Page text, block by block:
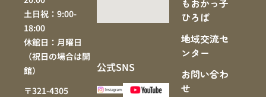
土日祝：9:00-
18:00
休館日：月曜日
（祝日の場合は開
館）
〒321-4305
公式SNS
ひろば
地域交流セ
ンター
お問い合わ
せ